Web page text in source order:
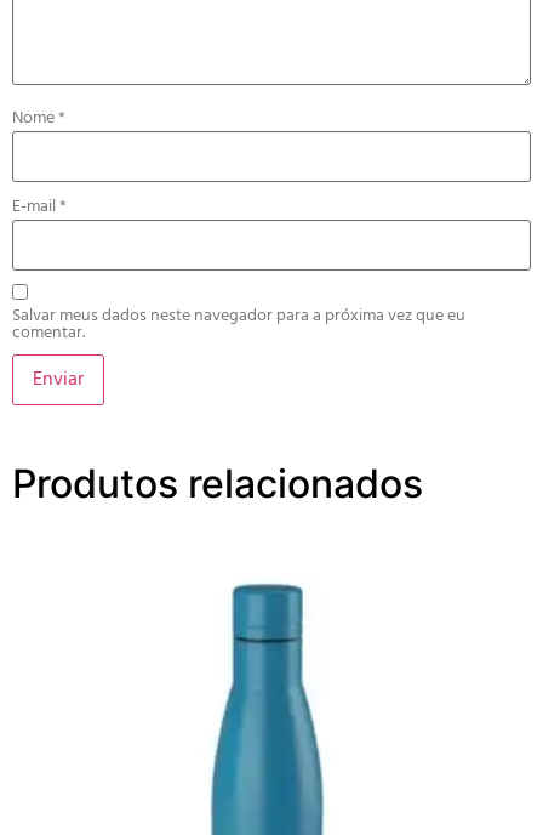
Nome*
E-mail*
Salvar meus dados neste navegador para a próxima vez que eu
comentar.
Produtos relacionados